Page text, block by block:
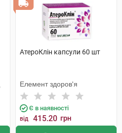
АтероКлін капсули 60 шт
Елемент здоров'я
Є в наявності
від 415.20 грн